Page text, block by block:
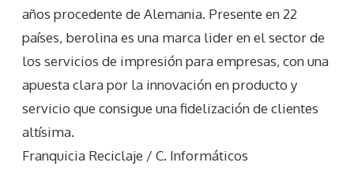
años procedente de Alemania. Presente en 22
países, berolina es una marca lider en el sector de
los servicios de impresión para empresas, con una
apuesta clara por la innovación en producto y
servicio que consigue una fidelización de clientes
altísima.
Franquicia Reciclaje / C. Informáticos